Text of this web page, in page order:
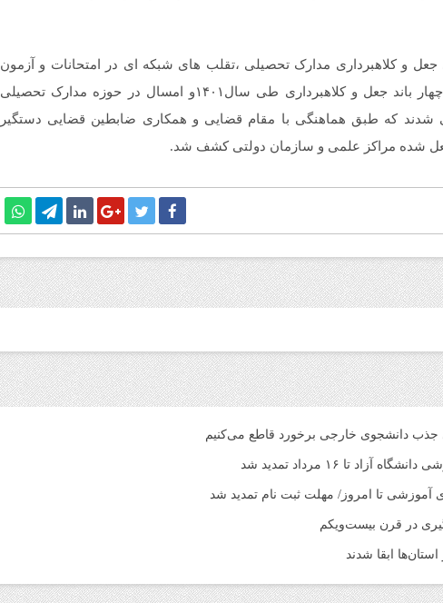
جعل و کلاهبرداری مدارک تحصیلی ،تقلب های شبکه ای در امتحانات و آزمون
های سراسری و زبان خبرداد و گفت: چهار باند جعل و کلاهبرداری طی سال۱۴۰۱و امسال در حوزه مدارک تحصیلی
که طبق هماهنگی با مقام قضایی و همکاری ضابطین قضایی دستگیر
جعل شده مراکز علمی و سازمان دولتی کشف شد.
جذب دانشجوی خارجی برخورد قاطع می‌کنیم
تا ۱۶ مرداد تمدید شد
در قرن بیست‌ویکم